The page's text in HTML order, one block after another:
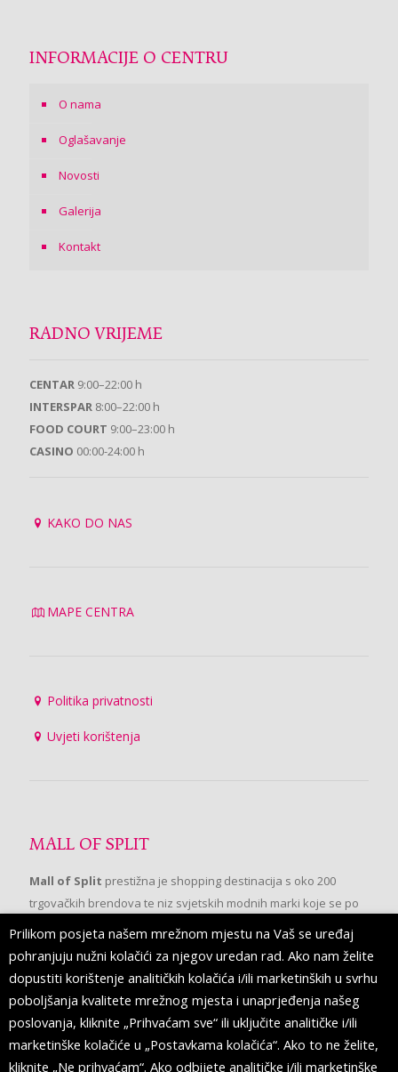
INFORMACIJE O CENTRU
O nama
Oglašavanje
Novosti
Galerija
Kontakt
RADNO VRIJEME
CENTAR 9:00–22:00 h
INTERSPAR 8:00–22:00 h
FOOD COURT 9:00–23:00 h
CASINO 00:00-24:00 h
KAKO DO NAS
MAPE CENTRA
Politika privatnosti
Uvjeti korištenja
MALL OF SPLIT
Mall of Split prestižna je shopping destinacija s oko 200
trgovačkih brendova te niz svjetskih modnih marki koje se po
prvi put pojavljuju u Splitu.
PRATITE NAS
Prilikom posjeta našem mrežnom mjestu na Vaš se uređaj
pohranjuju nužni kolačići za njegov uredan rad. Ako nam želite
dopustiti korištenje analitičkih kolačića i/ili marketinških u svrhu
poboljšanja kvalitete mrežnog mjesta i unaprjeđenja našeg
poslovanja, kliknite „Prihvaćam sve“ ili uključite analitičke i/ili
marketinške kolačiće u „Postavkama kolačića“. Ako to ne želite,
kliknite „Ne prihvaćam“. Ako odbijete analitičke i/ili marketinške